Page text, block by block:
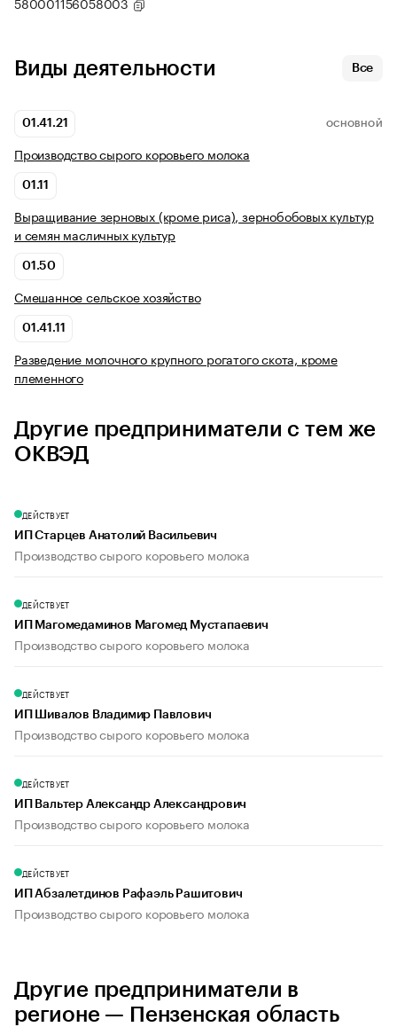
Виды деятельности Все
01.41.21 ОСНОВНОЙ
Производство сырого коровьего молока
01.11
Выращивание зерновых (кроме риса), зернобобовых культур
и семян масличных культур
01.50
Смешанное сельское хозяйство
01.41.11
Разведение молочного крупного рогатого скота, кроме
племенного
Другие предприниматели с тем же
ОКВЭД
ДЕЙСТВУЕТ
ИП Старцев Анатолий Васильевич
Производство сырого коровьего молока
ДЕЙСТВУЕТ
ИП Магомедаминов Магомед Мустапаевич
Производство сырого коровьего молока
ДЕЙСТВУЕТ
ИП Шивалов Владимир Павлович
Производство сырого коровьего молока
ДЕЙСТВУЕТ
ИП Вальтер Александр Александрович
Производство сырого коровьего молока
ДЕЙСТВУЕТ
ИП Абзалетдинов Рафаэль Рашитович
Производство сырого коровьего молока
Другие предприниматели в
регионе — Пензенская область